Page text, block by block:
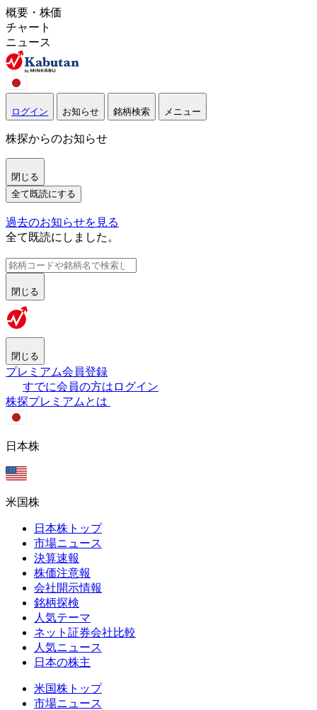
概要・株価
チャート
ニュース
ログイン お知らせ 銘柄検索 メニュー
株探からのお知らせ
閉じる
全て既読にする
過去のお知らせを見る
全て既読にしました。
閉じる
閉じる
プレミアム会員登録
すでに会員の方はログイン
株探プレミアムとは
日本株
米国株
日本株トップ
市場ニュース
決算速報
株価注意報
会社開示情報
銘柄探検
人気テーマ
ネット証券会社比較
人気ニュース
日本の株主
米国株トップ
市場ニュース